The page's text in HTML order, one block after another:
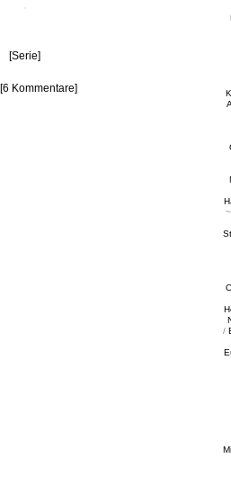
~
/
[Serie]
[6 Kommentare]